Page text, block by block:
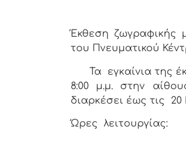
Έκθεση ζωγραφικής
του Πνευματικού
Τα εγκαίνια της
8:00 μ.μ. στην
διαρκέσει έως τις
Ώρες λειτουργίας: